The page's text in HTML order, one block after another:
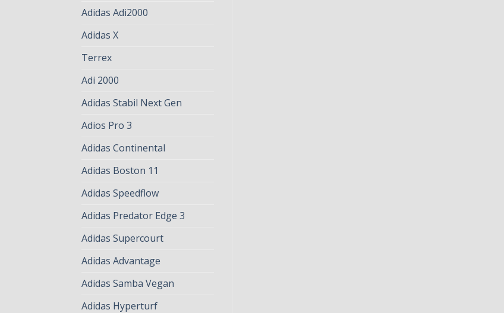
Adidas Adi2000
Adidas X
Terrex
Adi 2000
Adidas Stabil Next Gen
Adios Pro 3
Adidas Continental
Adidas Boston 11
Adidas Speedflow
Adidas Predator Edge 3
Adidas Supercourt
Adidas Advantage
Adidas Samba Vegan
Adidas Hyperturf